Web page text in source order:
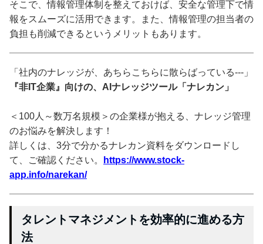
そこで、情報管理体制を整えておけば、安全な管理下で情
報をスムーズに活用できます。また、情報管理の担当者の
負担も削減できるというメリットもあります。
「社内のナレッジが、あちらこちらに散らばっている---」
『非IT企業』向けの、AIナレッジツール「ナレカン」
＜100人～数万名規模＞の企業様が抱える、ナレッジ管理
のお悩みを解決します！
詳しくは、3分で分かるナレカン資料をダウンロードし
て、ご確認ください。
https://www.stock-
app.info/narekan/
タレントマネジメントを効率的に進める方
法